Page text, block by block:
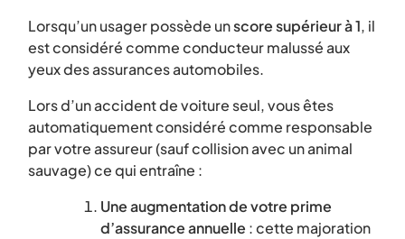
Lorsqu’un usager possède unscore supérieur à 1, il
est considéré comme conducteur malussé aux
yeux des assurances automobiles.
Lors d’un accident de voiture seul, vous êtes
automatiquement considéré comme responsable
par votre assureur (sauf collision avec un animal
sauvage) ce qui entraîne :
Une augmentation de votre prime
d’assurance annuelle : cette majoration